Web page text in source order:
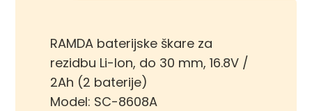
RAMDA baterijske škare za
rezidbu Li-Ion, do 30 mm, 16.8V /
2Ah (2 baterije)
Model: SC-8608A